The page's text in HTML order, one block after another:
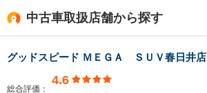
中古車取扱店舗から探す
グッドスピード ＭＥＧＡ ＳＵＶ春日井店
総合評価：
4.6